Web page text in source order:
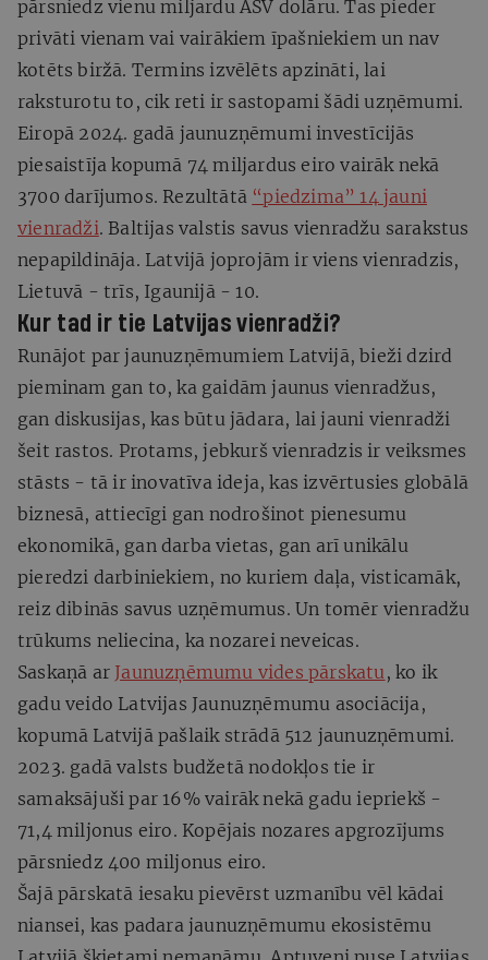
pārsniedz vienu miljardu ASV dolāru. Tas pieder
privāti vienam vai vairākiem īpašniekiem un nav
kotēts biržā. Termins izvēlēts apzināti, lai
raksturotu to, cik reti ir sastopami šādi uzņēmumi.
Eiropā 2024. gadā jaunuzņēmumi investīcijās
piesaistīja kopumā 74 miljardus eiro vairāk nekā
3700 darījumos. Rezultātā “piedzima” 14 jauni
vienradži. Baltijas valstis savus vienradžu sarakstus
nepapildināja. Latvijā joprojām ir viens vienradzis,
Lietuvā - trīs, Igaunijā - 10.
Kur tad ir tie Latvijas vienradži?
Runājot par jaunuzņēmumiem Latvijā, bieži dzird
pieminam gan to, ka gaidām jaunus vienradžus,
gan diskusijas, kas būtu jādara, lai jauni vienradži
šeit rastos. Protams, jebkurš vienradzis ir veiksmes
stāsts - tā ir inovatīva ideja, kas izvērtusies globālā
biznesā, attiecīgi gan nodrošinot pienesumu
ekonomikā, gan darba vietas, gan arī unikālu
pieredzi darbiniekiem, no kuriem daļa, visticamāk,
reiz dibinās savus uzņēmumus. Un tomēr vienradžu
trūkums neliecina, ka nozarei neveicas.
Saskaņā ar Jaunuzņēmumu vides pārskatu , ko ik
gadu veido Latvijas Jaunuzņēmumu asociācija,
kopumā Latvijā pašlaik strādā 512 jaunuzņēmumi.
2023. gadā valsts budžetā nodokļos tie ir
samaksājuši par 16% vairāk nekā gadu iepriekš -
71,4 miljonus eiro. Kopējais nozares apgrozījums
pārsniedz 400 miljonus eiro.
Šajā pārskatā iesaku pievērst uzmanību vēl kādai
niansei, kas padara jaunuzņēmumu ekosistēmu